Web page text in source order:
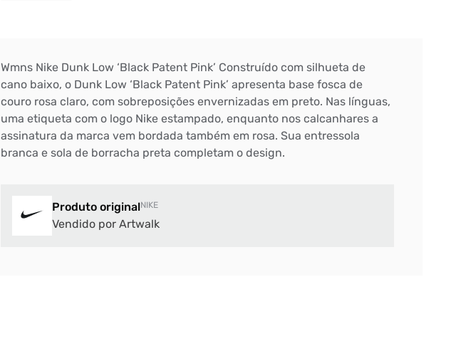
Wmns Nike Dunk Low ‘Black Patent Pink’ Construído com silhueta de
cano baixo, o Dunk Low ‘Black Patent Pink’ apresenta base fosca de
couro rosa claro, com sobreposições envernizadas em preto. Nas línguas,
uma etiqueta com o logo Nike estampado, enquanto nos calcanhares a
assinatura da marca vem bordada também em rosa. Sua entressola
branca e sola de borracha preta completam o design.
Produto originalNIKE
Vendido por Artwalk